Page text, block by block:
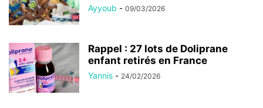
Ayyoub - 09/03/2026
Rappel : 27 lots de Doliprane
enfant retirés en France
Yannis - 24/02/2026